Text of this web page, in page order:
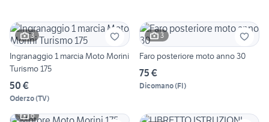
3
Ingranaggio 1 marcia Moto Morini
Turismo 175
50 €
Oderzo(TV)
3
Faro posteriore moto anno 30
75 €
Dicomano(FI)
6